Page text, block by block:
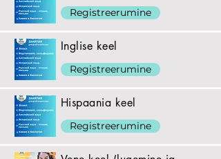
Registreerumine
Inglise keel
Registreerumine
Hispaania keel
Registreerumine